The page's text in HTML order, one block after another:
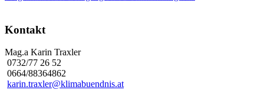
Kontakt
Mag.a Karin Traxler
0732/77 26 52
0664/88364862
karin.traxler@klimabuendnis.at